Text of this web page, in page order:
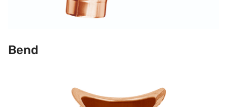
Bend
Kum/tappestykke